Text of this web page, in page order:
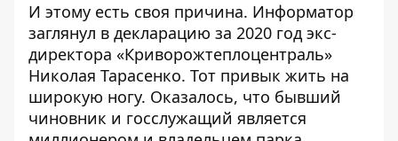
И этому есть своя причина. Информатор
заглянул в декларацию за 2020 год экс-
директора «Криворожтеплоцентраль»
Николая Тарасенко. Тот привык жить на
широкую ногу. Оказалось, что бывший
чиновник и госслужащий является